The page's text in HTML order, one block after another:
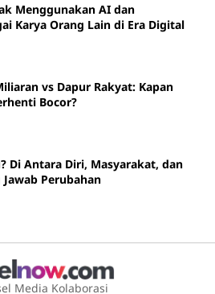
Menggunakan AI dan
Karya Orang Lain di Era Digital
vs Dapur Rakyat: Kapan
Bocor?
Di Antara Diri, Masyarakat, dan
Perubahan
Media Kolaborasi